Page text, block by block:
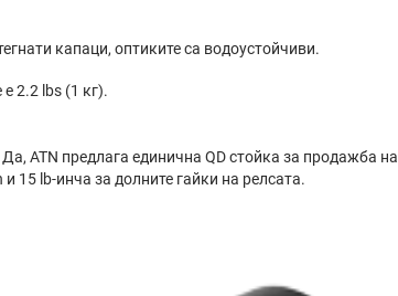
капаци, оптиките са водоустойчиви.
2.2 lbs (1 кг).
Да, ATN предлага единична QD стойка за продажба на
15 lb-инча за долните гайки на релсата.